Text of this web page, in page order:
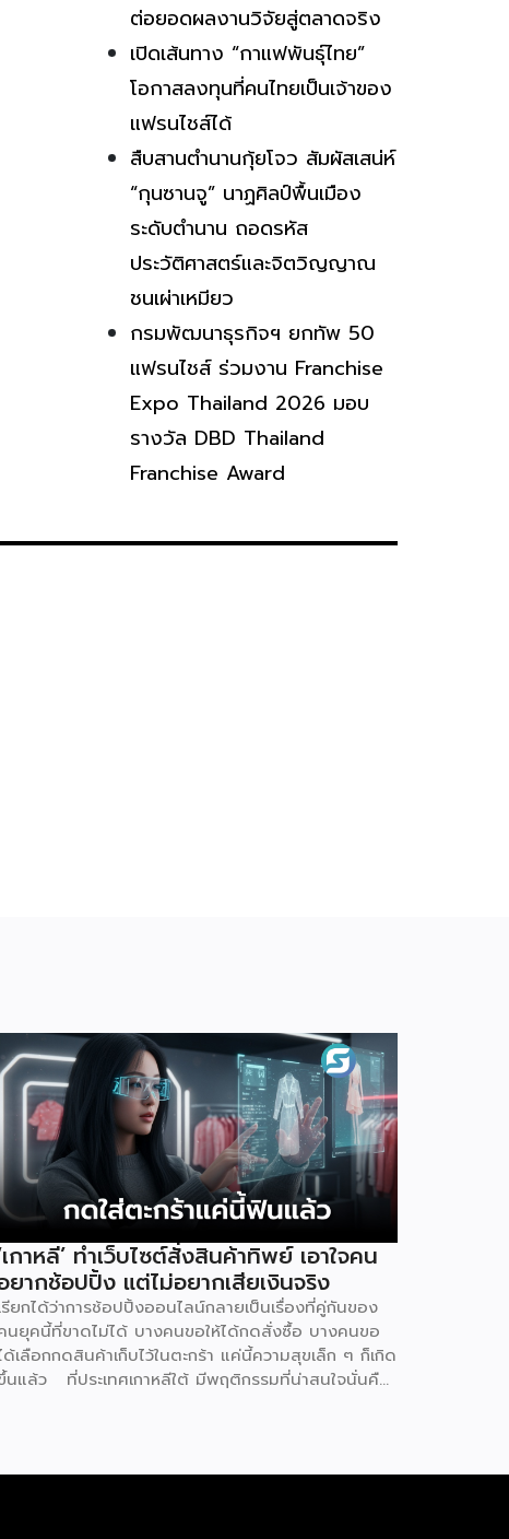
ต่อยอดผลงานวิจัยสู่ตลาดจริง
เปิดเส้นทาง “กาแฟพันธุ์ไทย”
โอกาสลงทุนที่คนไทยเป็นเจ้าของ
แฟรนไชส์ได้
สืบสานตำนานกุ้ยโจว สัมผัสเสน่ห์
“กุนซานจู” นาฏศิลป์พื้นเมือง
ระดับตำนาน ถอดรหัส
ประวัติศาสตร์และจิตวิญญาณ
ชนเผ่าเหมียว
กรมพัฒนาธุรกิจฯ ยกทัพ 50
แฟรนไชส์ ร่วมงาน Franchise
Expo Thailand 2026 มอบ
รางวัล DBD Thailand
Franchise Award
เกาหลี’ ทำเว็บไซต์สั่งสินค้าทิพย์ เอาใจคน
ยากช้อปปิ้ง แต่ไม่อยากเสียเงินจริง
รียกได้ว่าการช้อปปิ้งออนไลน์กลายเป็นเรื่องที่คู่กันของ
นยุคนี้ที่ขาดไม่ได้ บางคนขอให้ได้กดสั่งซื้อ บางคนขอ
ด้เลือกกดสินค้าเก็บไว้ในตะกร้า แค่นี้ความสุขเล็ก ๆ ก็เกิด
นแล้ว ที่ประเทศเกาหลีใต้ มีพฤติกรรมที่น่าสนใจนั่นคือ
ย่างใด แน่นอนว่าดินแดนกิมจินี้มีการใช้เทคโนโลยีดิจิทัล